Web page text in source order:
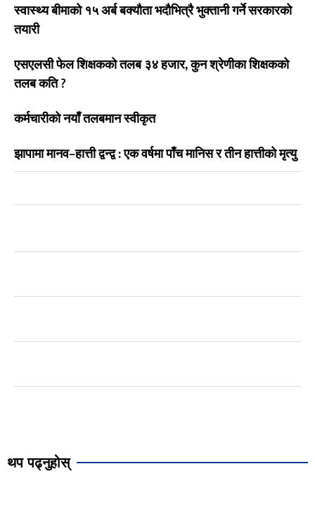
स्वास्थ्य बीमाको १५ अर्ब बक्यौता भदौभित्रै भुक्तानी गर्ने सरकारको
तयारी
एसएलसी फेल शिक्षकको तलब ३४ हजार, कुन श्रेणीका शिक्षकको
तलब कति ?
कर्मचारीको नयाँ तलबमान स्वीकृत
झापामा मानव–हात्ती द्वन्द्व : एक वर्षमा पाँच मानिस र तीन हात्तीको मृत्यु
थप पढ्नुहोस्